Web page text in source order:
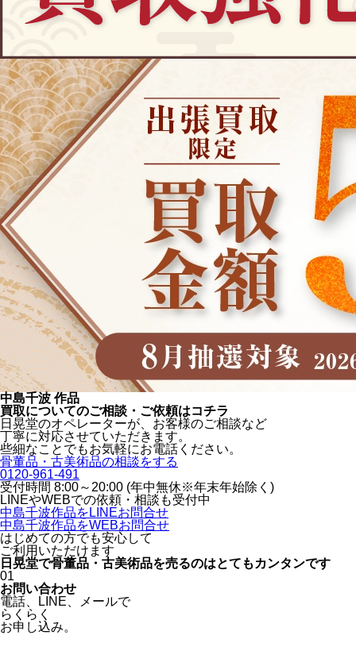
中島千波 作品
買取についてのご相談・ご依頼はコチラ
日晃堂のオペレーターが、お客様のご相談など
丁寧に対応させていただきます。
些細なことでもお気軽にお電話ください。
骨董品・古美術品の相談をする
0120-961-491
受付時間 8:00～20:00 (年中無休※年末年始除く)
LINEやWEBでの依頼・相談も受付中
中島千波作品をLINEお問合せ
中島千波作品をWEBお問合せ
はじめての方でも安心して
ご利用いただけます
日晃堂で骨董品・古美術品を売るのはとても カンタンです
01
お問い合わせ
電話、
LINE、
メールで
らくらく
お申し込み。